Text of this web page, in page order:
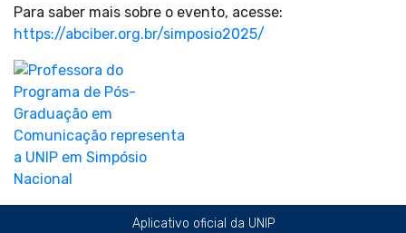
Para saber mais sobre o evento, acesse:
https://abciber.org.br/simposio2025/
Aplicativo oficial da UNIP